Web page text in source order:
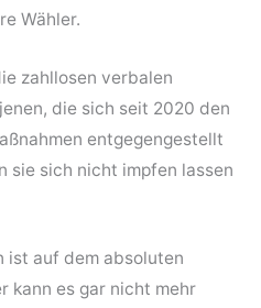
Wähler.
zahllosen verbalen
die sich seit 2020 den
entgegengestellt
sie sich nicht impfen lassen
ist auf dem absoluten
kann es gar nicht mehr